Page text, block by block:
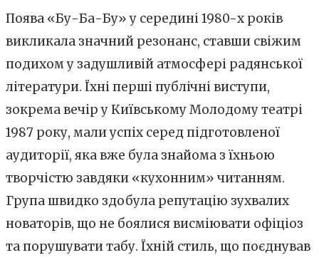
Поява «Бу-Ба-Бу» у середині 1980-х років
викликала значний резонанс, ставши свіжим
подихом у задушливій атмосфері радянської
літератури. Їхні перші публічні виступи,
зокрема вечір у Київському Молодому театрі
1987 року, мали успіх серед підготовленої
аудиторії, яка вже була знайома з їхньою
творчістю завдяки «кухонним» читанням.
Група швидко здобула репутацію зухвалих
новаторів, що не боялися висміювати офіціоз
та порушувати табу. Їхній стиль, що поєднував